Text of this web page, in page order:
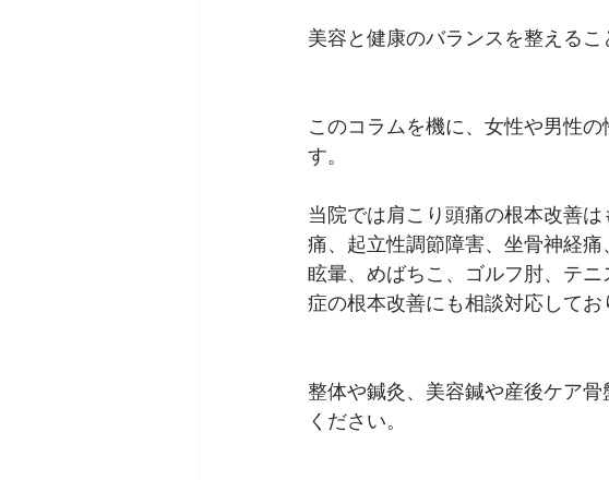
美容と健康のバランスを整えるこ
このコラムを機に、女性や男性
す。
当院では肩こり頭痛の根本改善
痛、起立性調節障害、坐骨神経痛
眩暈、めばちこ、ゴルフ肘、テ
症の根本改善にも相談対応してお
整体や鍼灸、美容鍼や産後ケア
ください。